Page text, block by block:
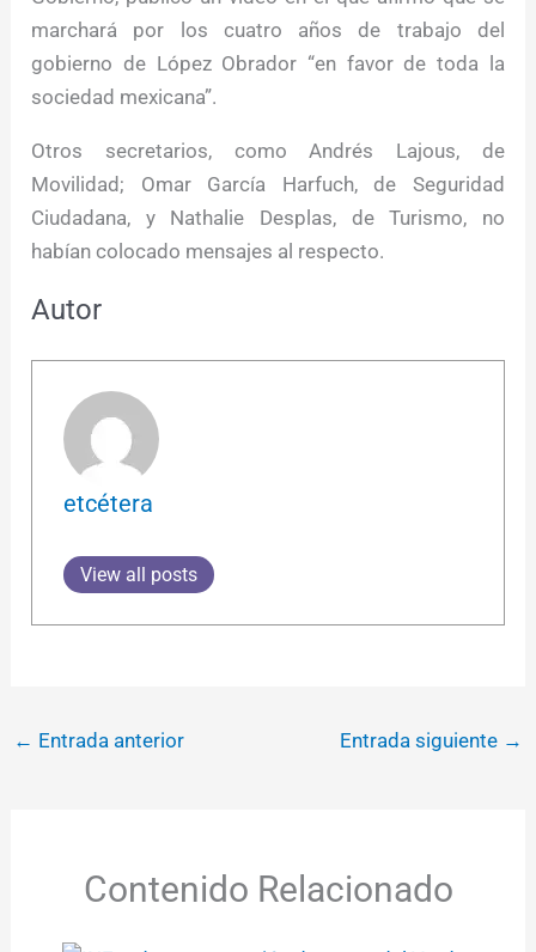
marchará por los cuatro años de trabajo del
gobierno de López Obrador “en favor de toda la
sociedad mexicana”.
Otros secretarios, como Andrés Lajous, de
Movilidad; Omar García Harfuch, de Seguridad
Ciudadana, y Nathalie Desplas, de Turismo, no
habían colocado mensajes al respecto.
Autor
etcétera
View all posts
← Entrada anterior Entrada siguiente →
Contenido Relacionado